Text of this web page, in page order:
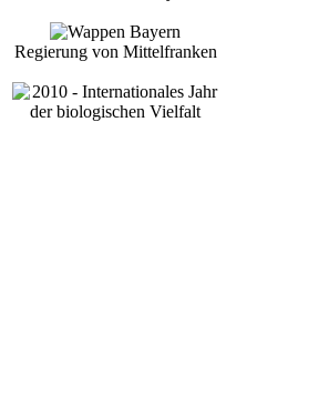
Regierung von Mittelfranken